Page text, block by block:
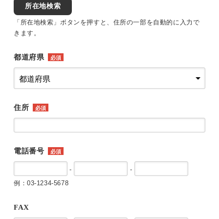
所在地検索
「所在地検索」ボタンを押すと、住所の一部を自動的に入力で
きます。
都道府県 必須
住所 必須
電話番号 必須
-
-
例：03-1234-5678
FAX